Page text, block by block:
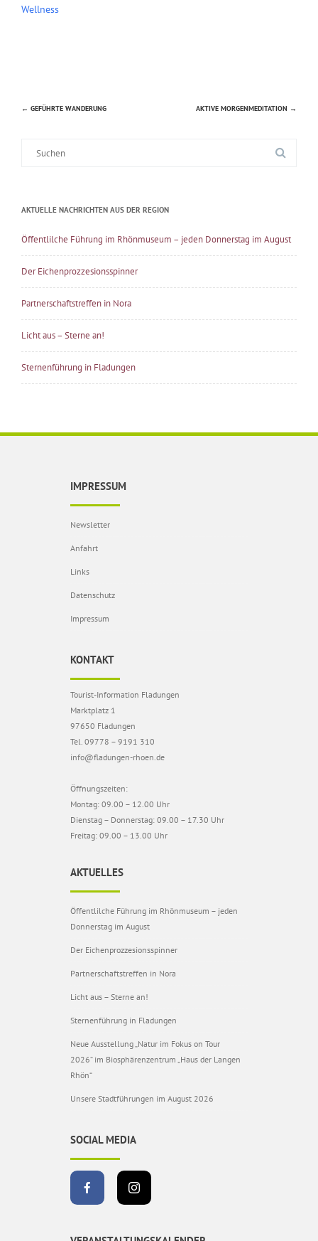
Wellness
Beitragsnavigation
← GEFÜHRTE WANDERUNG AKTIVE MORGENMEDITATION →
AKTUELLE NACHRICHTEN AUS DER REGION
Öffentlilche Führung im Rhönmuseum – jeden Donnerstag im August
Der Eichenprozzesionsspinner
Partnerschaftstreffen in Nora
Licht aus – Sterne an!
Sternenführung in Fladungen
IMPRESSUM
Newsletter
Anfahrt
Links
Datenschutz
Impressum
KONTAKT
Tourist-Information Fladungen
Marktplatz 1
97650 Fladungen
Tel. 09778 – 9191 310
info@fladungen-rhoen.de
Öffnungszeiten:
Montag: 09.00 – 12.00 Uhr
Dienstag – Donnerstag: 09.00 – 17.30 Uhr
Freitag: 09.00 – 13.00 Uhr
AKTUELLES
Öffentlilche Führung im Rhönmuseum – jeden
Donnerstag im August
Der Eichenprozzesionsspinner
Partnerschaftstreffen in Nora
Licht aus – Sterne an!
Sternenführung in Fladungen
Neue Ausstellung „Natur im Fokus on Tour
2026“ im Biosphärenzentrum „Haus der Langen
Rhön“
Unsere Stadtführungen im August 2026
SOCIAL MEDIA